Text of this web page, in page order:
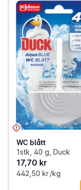
WC blått
1stk, 40 g, Duck
17,70 kr
442,50 kr /kg